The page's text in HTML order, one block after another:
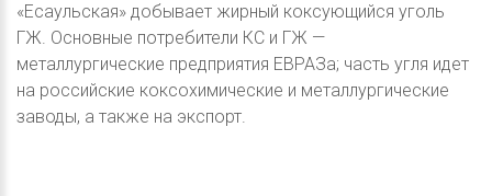
«Есаульская» добывает жирный коксующийся уголь
ГЖ. Основные потребители КС и ГЖ —
металлургические предприятия ЕВРАЗа; часть угля идет
на российские коксохимические и металлургические
заводы, а также на экспорт.